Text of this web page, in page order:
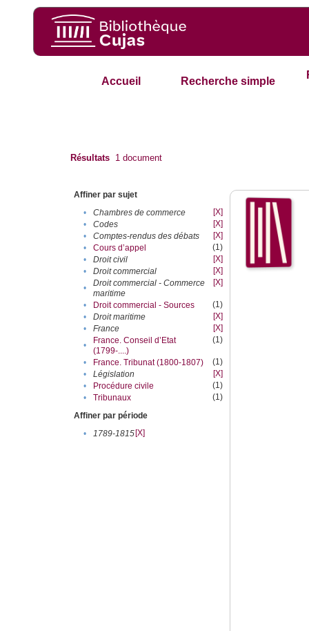
Accueil Recherche simple
Résultats 1 document
Affiner par sujet
•
Chambres de commerce
[X]
•
Codes
[X]
•
Comptes-rendus des débats
[X]
•
Cours d’appel
(1)
•
Droit civil
[X]
•
Droit commercial
[X]
•
Droit commercial - Commerce
maritime
[X]
• Droit commercial - Sources
(1)
•
Droit maritime
[X]
•
France
[X]
•
France. Conseil d’Etat
(1799-....)
(1)
• France. Tribunat (1800-1807)
(1)
•
Législation
[X]
•
Procédure civile
(1)
•
Tribunaux
(1)
Affiner par période
•
1789-1815[X]